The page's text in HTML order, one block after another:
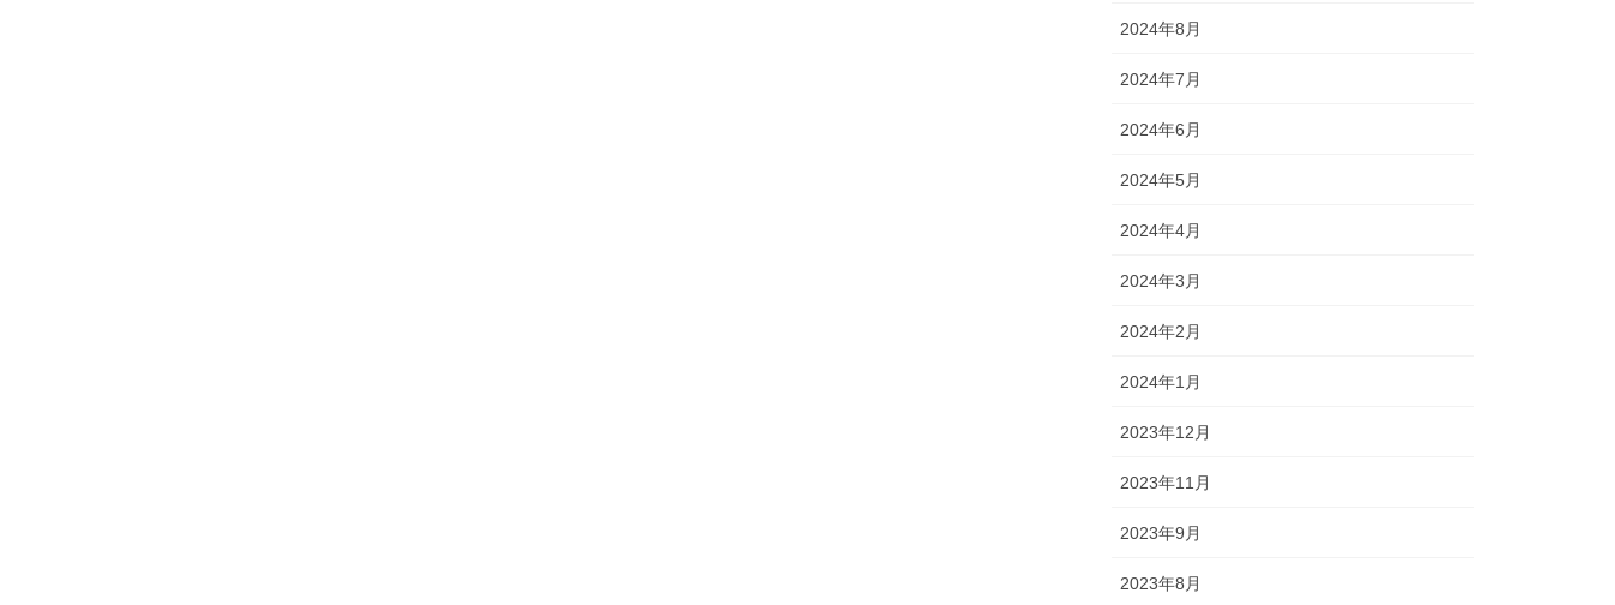
2024年8月
2024年7月
2024年6月
2024年5月
2024年4月
2024年3月
2024年2月
2024年1月
2023年12月
2023年11月
2023年9月
2023年8月